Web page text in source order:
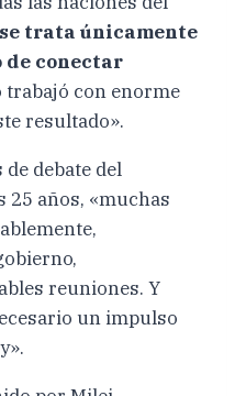
trata únicamente
de conectar
trabajó con enorme
resultado».
debate del
25 años, «muchas
reuniones. Y
un impulso